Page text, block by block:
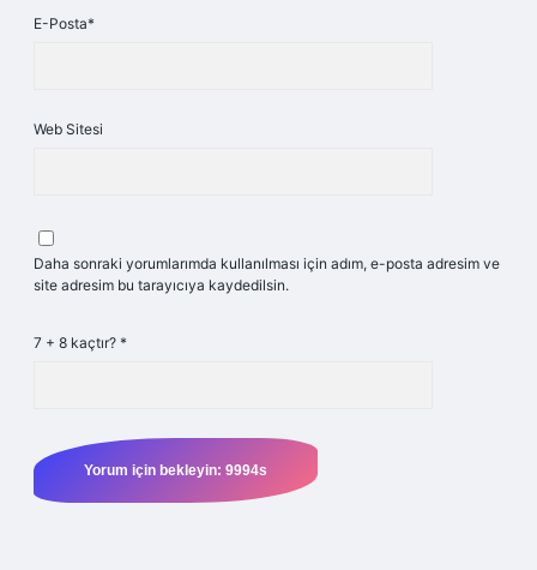
E-Posta*
Web Sitesi
Daha sonraki yorumlarımda kullanılması için adım, e-posta adresim ve
site adresim bu tarayıcıya kaydedilsin.
7 + 8 kaçtır? *